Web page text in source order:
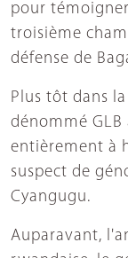
pour
troisième
défense de
Plus tôt dans
dénommé
entièrement à
suspect de
Cyangugu.
Auparavant,